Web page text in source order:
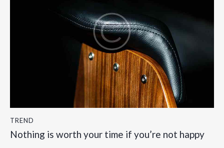
TREND
Nothing is worth your time if you’re not happy